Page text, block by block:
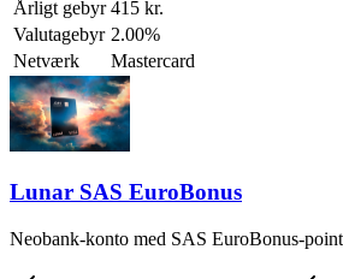
Årligt gebyr 415 kr.
Valutagebyr 2.00%
Netværk
Mastercard
Lunar SAS EuroBonus
Neobank-konto med SAS EuroBonus-